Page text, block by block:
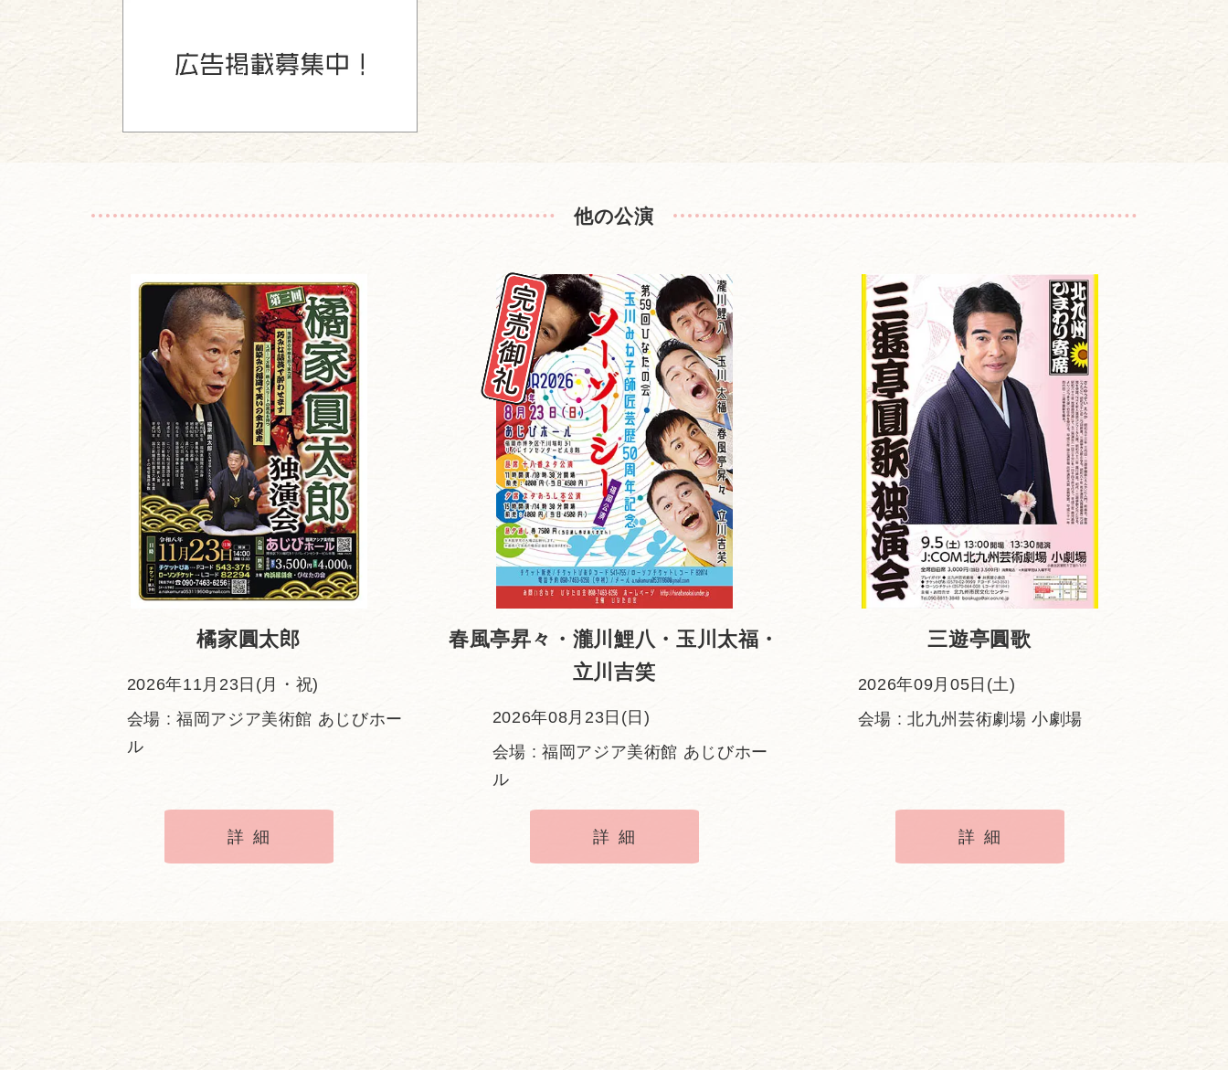
他の公演
橘家圓太郎
2026年11月23日(月・祝)
会場 : 福岡アジア美術館 あじびホー
ル
詳細
春風亭昇々・瀧川鯉八・玉川太福・
立川吉笑
2026年08月23日(日)
会場 : 福岡アジア美術館 あじびホー
ル
詳細
三遊亭圓歌
2026年09月05日(土)
会場 : 北九州芸術劇場 小劇場
詳細